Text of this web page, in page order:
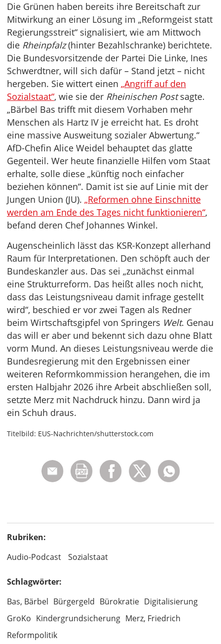
Die Grünen haben bereits ihre Bereitschaft zur
Mitwirkung an einer Lösung im „Reformgeist statt
Regierungsstreit“ signalisiert, wie am Mittwoch
die Rheinpfalz(hinter Bezahlschranke) berichtete.
Die Bundesvorsitzende der Partei Die Linke, Ines
Schwerdtner, will sich dafür – Stand jetzt – nicht
hergeben. Sie wittert einen „Angriff auf den
Sozialstaat“, wie sie der Rheinischen Postsagte.
„Bärbel Bas trifft mit diesem Vorhaben mehr
Menschen als Hartz IV je erreicht hat. Es droht
eine massive Ausweitung sozialer Abwertung.“
AfD-Chefin Alice Weidel behauptet das glatte
Gegenteil. Wer heute finanzielle Hilfen vom Staat
erhalte, solle diese „künftig noch einfacher
beziehen können“. Damit ist sie auf Linie mit der
Jungen Union (JU). „Reformen ohne Einschnitte
werden am Ende des Tages nicht funktionieren“,
befand deren Chef Johannes Winkel.
Augenscheinlich lässt das KSR-Konzept allerhand
Raum für Interpretationen. Den schöpft auch der
Bundeskanzler aus. Das sei „zunächst einmal
eine Strukturreform. Das heißt alles noch nicht,
dass das Leistungsniveau damit infrage gestellt
wird“, beschied er vor zwei Tagen als Redner
beim Wirtschaftsgipfel von Springers Welt. Genau
das will er aber und bekennt sich dazu ohne Blatt
vorm Mund. An dieses Leistungsniveau werde die
Bundesregierung mit den Ergebnissen einer
weiteren Reformkommission herangehen, die im
ersten Halbjahr 2026 ihre Arbeit abschließen soll,
setzte Merz mit Nachdruck hinzu. Dann wird ja
ein Schuh draus.
Titelbild: EUS-Nachrichten/shutterstock.com
Rubriken:
Audio-Podcast
Sozialstaat
Schlagwörter:
Bas, Bärbel Bürgergeld Bürokratie Digitalisierung
GroKo Kindergrundsicherung Merz, Friedrich
Reformpolitik